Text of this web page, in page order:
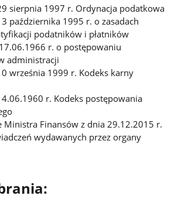
sierpnia 1997 r. Ordynacja podatkowa
października 1995 r. o zasadach
podatników i płatników
r. o postępowaniu
administracji
września 1999 r. Kodeks karny
r. Kodeks postępowania
Ministra Finansów z dnia 29.12.2015 r.
wydawanych przez organy